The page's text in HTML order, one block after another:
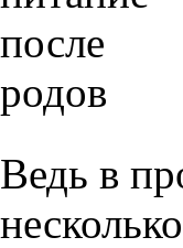
Ведь в
несколько